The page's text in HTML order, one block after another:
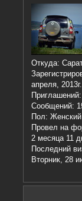
Откуда:
апреля, 2013г.
Приглашений:
Сообщений:
Пол: Женский
Провел на
2 месяца 11
Последний
Вторник, 28